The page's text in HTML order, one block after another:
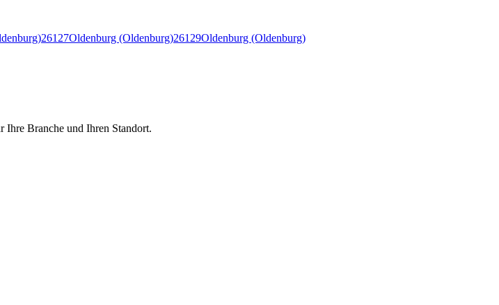
26127Oldenburg (Oldenburg)26129Oldenburg (Oldenburg)
Ihre Branche und Ihren Standort.